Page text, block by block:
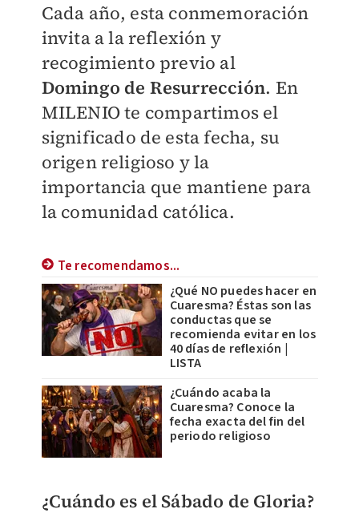
Cada año, esta conmemoración
invita a la reflexión y
recogimiento previo al
Domingo de Resurrección. En
MILENIOte compartimos el
significado de esta fecha, su
origen religioso y la
importancia que mantiene para
la comunidad católica.
Te recomendamos...
¿Qué NO puedes hacer en
Cuaresma? Éstas son las
conductas que se
recomienda evitar en los
40 días de reflexión |
LISTA
¿Cuándo acaba la
Cuaresma? Conoce la
fecha exacta del fin del
periodo religioso
¿Cuándo es el Sábado de Gloria?